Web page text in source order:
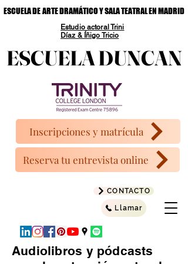
CONTACTO
Llamar
Reserva tu entrevista online
ESCUELA DE ARTE DRAMÁTICO Y SALA TEATRAL EN MADRID
ESCUELA DE ARTE DRAMÁTICO Y SALA TEATRAL EN MADRID
ESCUELA DUNCAN
ESCUELA DUNCAN
Inscripciones y matrícula
Estudio actoral Trini
Díaz & Íñigo Tricio
Audiolibros y pódcasts